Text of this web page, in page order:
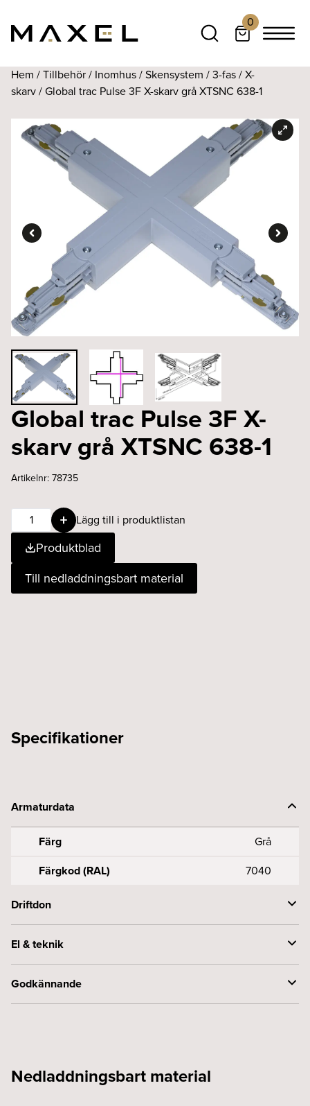
0
Hem /Tillbehör/ Inomhus/Skensystem /3-fas/X-
skarv/ Global trac Pulse 3F X-skarv grå XTSNC 638-1
Global trac Pulse 3F X-
skarv grå XTSNC 638-1
Artikelnr:78735
Global
trac
Pulse
3F
skarv
Lägg till i produktlistan
Produktblad
Till nedladdningsbart material
Specifikationer
Armaturdata
Färg
Grå
Färgkod (RAL)
7040
Driftdon
Styrning
El & teknik
Spänning (V)
Godkännande
Nedladdningsbart material